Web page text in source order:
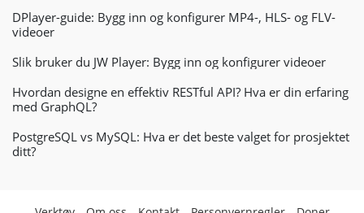
DPlayer-guide: Bygg inn og konfigurer MP4-, HLS- og FLV-
videoer
Slik bruker du JW Player: Bygg inn og konfigurer videoer
Hvordan designe en effektiv RESTful API? Hva er din erfaring
med GraphQL?
PostgreSQL vs MySQL: Hva er det beste valget for prosjektet
ditt?